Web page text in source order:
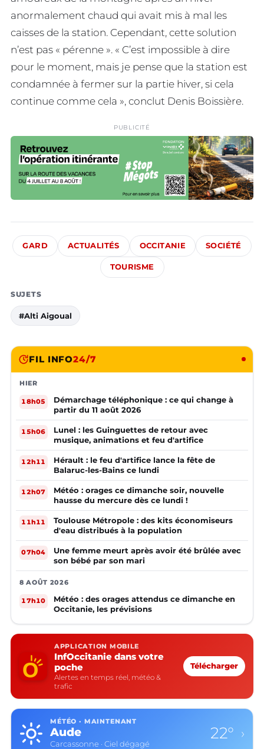
anormalement chaud qui avait mis à mal les
caisses de la station. Cependant, cette solution
n’est pas « pérenne ». « C’est impossible à dire
pour le moment, mais je pense que la station est
condamnée à fermer sur la partie hiver, si cela
continue comme cela », conclut Denis Boissière.
PUBLICITÉ
GARD ACTUALITÉS OCCITANIE SOCIÉTÉ
TOURISME
SUJETS
#Alti Aigoual
FIL INFO24/7
HIER
18h05
Démarchage téléphonique : ce qui change à
partir du 11 août 2026
15h06
Lunel : les Guinguettes de retour avec
musique, animations et feu d'artifice
12h11
Hérault : le feu d'artifice lance la fête de
Balaruc-les-Bains ce lundi
12h07
Météo : orages ce dimanche soir, nouvelle
hausse du mercure dès ce lundi !
11h11
Toulouse Métropole : des kits économiseurs
d'eau distribués à la population
07h04
Une femme meurt après avoir été brûlée avec
son bébé par son mari
8 AOÛT 2026
17h10
Météo : des orages attendus ce dimanche en
Occitanie, les prévisions
APPLICATION MOBILE
InfOccitanie dans votre
poche
Alertes en temps réel, météo &
trafic
Télécharger
MÉTÉO · MAINTENANT
Aude
Carcassonne · Ciel dégagé
22° ›